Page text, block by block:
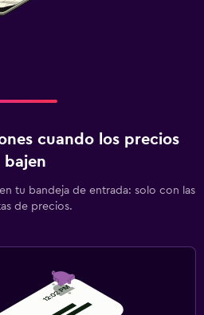
cuando los precios
bajen
tu bandeja de entrada: solo con las
de precios.